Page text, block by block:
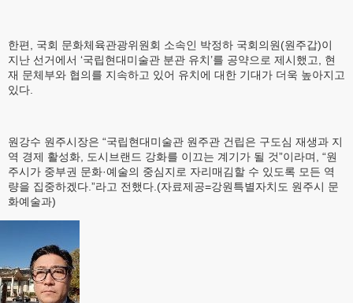
한편, 국회 문화체육관광위원회 소속인 박정하 국회의원(원주갑)이
지난 선거에서 ‘국립현대미술관 분관 유치’를 공약으로 제시했고, 현
재 문체부와 협의를 지속하고 있어 유치에 대한 기대가 더욱 높아지고
있다.
원강수 원주시장은 “국립현대미술관 원주관 건립은 구도심 재생과 지
역 경제 활성화, 도시브랜드 강화를 이끄는 계기가 될 것”이라며, “원
주시가 중부권 문화·예술의 중심지로 자리매김할 수 있도록 모든 역
량을 집중하겠다.”라고 전했다.(자료제공=강원특별자치도 원주시 문
화예술과)